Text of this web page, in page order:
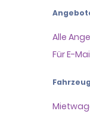
Alle
Für E-